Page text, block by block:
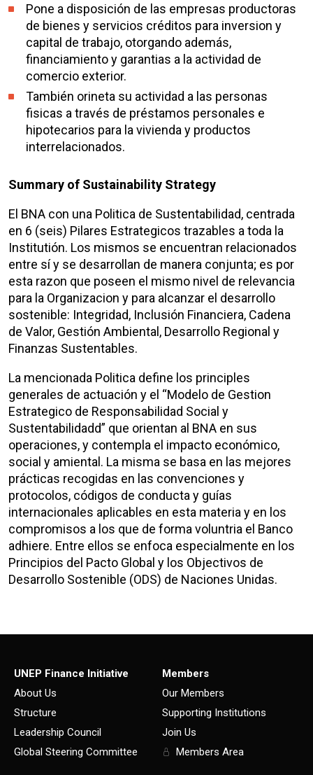
Pone a disposición de las empresas productoras
de bienes y servicios créditos para inversion y
capital de trabajo, otorgando además,
financiamiento y garantias a la actividad de
comercio exterior.
También orineta su actividad a las personas
fisicas a través de préstamos personales e
hipotecarios para la vivienda y productos
interrelacionados.
Summary of Sustainability Strategy
El BNA con una Politica de Sustentabilidad, centrada
en 6 (seis) Pilares Estrategicos trazables a toda la
Institutión. Los mismos se encuentran relacionados
entre sí y se desarrollan de manera conjunta; es por
esta razon que poseen el mismo nivel de relevancia
para la Organizacion y para alcanzar el desarrollo
sostenible: Integridad, Inclusión Financiera, Cadena
de Valor, Gestión Ambiental, Desarrollo Regional y
Finanzas Sustentables.
La mencionada Politica define los principles
generales de actuación y el “Modelo de Gestion
Estrategico de Responsabilidad Social y
Sustentabilidadd” que orientan al BNA en sus
operaciones, y contempla el impacto económico,
social y amiental. La misma se basa en las mejores
prácticas recogidas en las convenciones y
protocolos, códigos de conducta y guías
internacionales aplicables en esta materia y en los
compromisos a los que de forma voluntria el Banco
adhiere. Entre ellos se enfoca especialmente en los
Principios del Pacto Global y los Objectivos de
Desarrollo Sostenible (ODS) de Naciones Unidas.
UNEP Finance Initiative
About Us
Structure
Leadership Council
Global Steering Committee
Members
Our Members
Supporting Institutions
Join Us
Members Area